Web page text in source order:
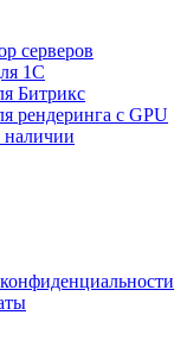
серверов
1С
Битрикс
рендеринга с GPU